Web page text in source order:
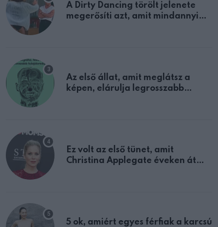
A Dirty Dancing törölt jelenete
megerősíti azt, amit mindannyian
Az első állat, amit meglátsz a
képen, elárulja legrosszabb
Ez volt az első tünet, amit
Christina Applegate éveken át
5 ok, amiért egyes férfiak a karcsú